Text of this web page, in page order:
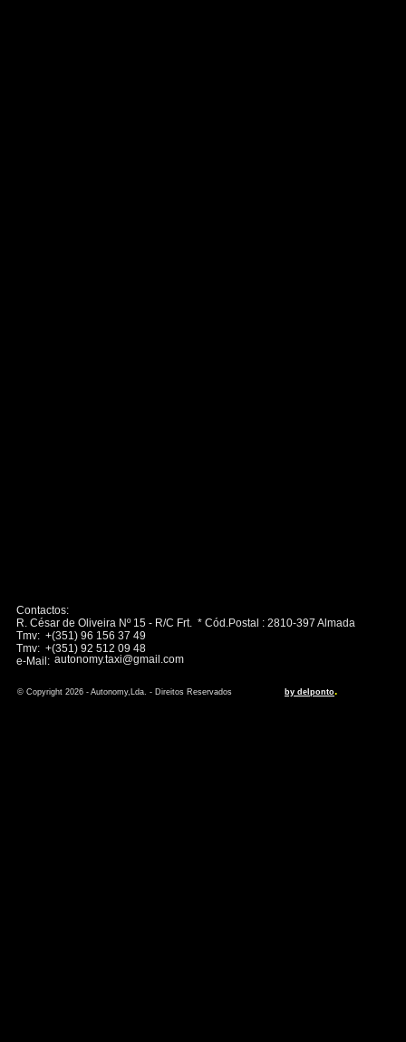
Contactos:
R. César de Oliveira Nº 15 - R/C Frt. * Cód.Postal : 2810-397 Almada
Tmv: +(351) 96 156 37 49
Tmv: +(351) 92 512 09 48
e-Mail:
© Copyright 2026 - Autonomy,Lda. - Direitos Reservados by delponto.
autonomy.taxi@gmail.com